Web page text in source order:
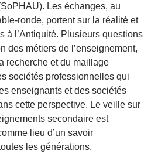
Les échanges, au
ronde, portent sur la réalité et
à l’Antiquité. Plusieurs questions
des métiers de l’enseignement,
recherche et du maillage
sociétés professionnelles qui
enseignants et des sociétés
cette perspective. Le veille sur
secondaire est
lieu d’un savoir
les générations.